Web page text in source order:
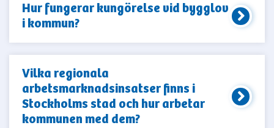
Hur fungerar kungörelse vid bygglov
i kommun?
Vilka regionala
arbetsmarknadsinsatser finns i
Stockholms stad och hur arbetar
kommunen med dem?